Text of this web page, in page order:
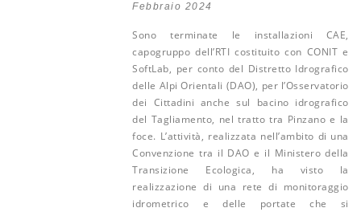
Febbraio 2024
Sono terminate le installazioni CAE,
capogruppo dell’RTI costituito con CONIT e
SoftLab, per conto del Distretto Idrografico
delle Alpi Orientali (DAO), per l’Osservatorio
dei Cittadini anche sul bacino idrografico
del Tagliamento, nel tratto tra Pinzano e la
foce. L’attività, realizzata nell’ambito di una
Convenzione tra il DAO e il Ministero della
Transizione Ecologica, ha visto la
realizzazione di una rete di monitoraggio
idrometrico e delle portate che si